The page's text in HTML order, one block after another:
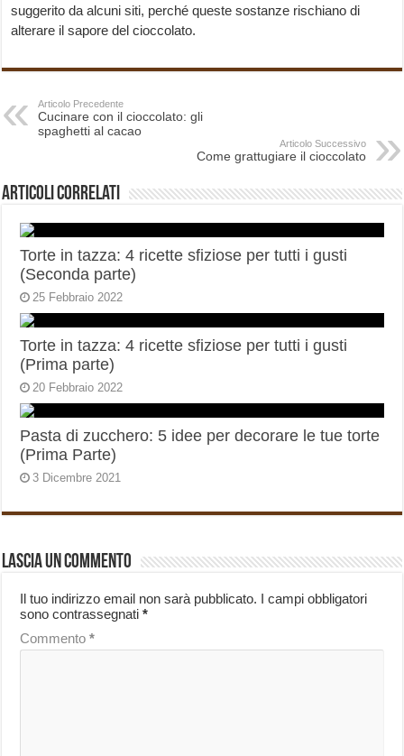
suggerito da alcuni siti, perché queste sostanze rischiano di
alterare il sapore del cioccolato.
Articolo Precedente
Cucinare con il cioccolato: gli
spaghetti al cacao
Articolo Successivo
Come grattugiare il cioccolato
Articoli correlati
Torte in tazza: 4 ricette sfiziose per tutti i gusti
(Seconda parte)
25 Febbraio 2022
Torte in tazza: 4 ricette sfiziose per tutti i gusti
(Prima parte)
20 Febbraio 2022
Pasta di zucchero: 5 idee per decorare le tue torte
(Prima Parte)
3 Dicembre 2021
Lascia un commento
Il tuo indirizzo email non sarà pubblicato. I campi obbligatori
sono contrassegnati*
Commento*